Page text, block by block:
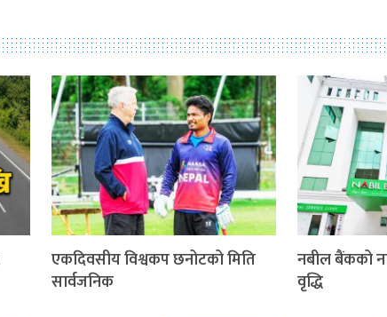
एकदिवसीय विश्वकप छनोटको मिति
सार्वजनिक
नबील बैंकको
वृद्धि